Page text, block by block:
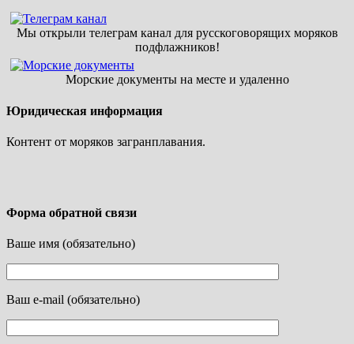
Мы открыли телеграм канал для русскоговорящих моряков
подфлажников!
Морские документы на месте и удаленно
Юридическая информация
Контент от моряков загранплавания.
Форма обратной связи
Ваше имя (обязательно)
Ваш e-mail (обязательно)